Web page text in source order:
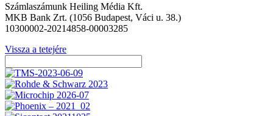
Számlaszámunk Heiling Média Kft.
MKB Bank Zrt. (1056 Budapest, Váci u. 38.)
10300002-20214858-00003285
Vissza a tetejére